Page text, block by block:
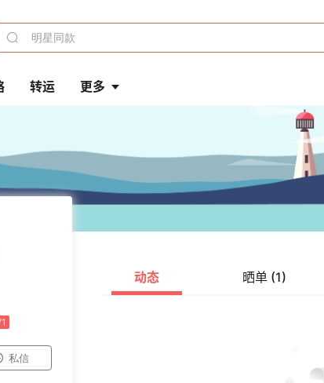
转运 更多
私信
动态 晒单 (1)